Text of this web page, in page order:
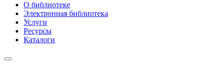
О библиотеке
Электронная библиотека
Услуги
Ресурсы
Каталоги